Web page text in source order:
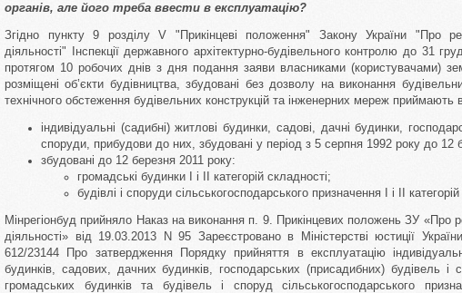
органів, але його треба ввести в експлуатацію?
Згідно пункту 9 розділу V "Прикінцеві положення" Закону України "Про
діяльності" Інспекції державного архітектурно-будівельного контролю до 31
протягом 10 робочих днів з дня подання заяви власниками (користувачами)
розміщені об’єкти будівництва, збудовані без дозволу на виконання
технічного обстеження будівельних конструкцій та інженерних мереж приймають
індивідуальні (садибні) житлові будинки, садові, дачні будинки,
споруди, прибудови до них, збудовані у період з 5 серпня 1992 року до 12
збудовані до 12 березня 2011 року:
громадські будинки I і II категорій складності;
будівлі і споруди сільськогосподарського призначення I і II
Мінрегіонбуд прийняло Наказ на виконання п. 9. Прикінцевих положень ЗУ «Про
діяльності» від 19.03.2013 N 95 Зареєстровано в Міністерстві юстиції
612/23144 Про затвердження Порядку прийняття в експлуатацію
будинків, садових, дачних будинків, господарських (присадибних) будівель
громадських будинків та будівель і споруд сільськогосподарського